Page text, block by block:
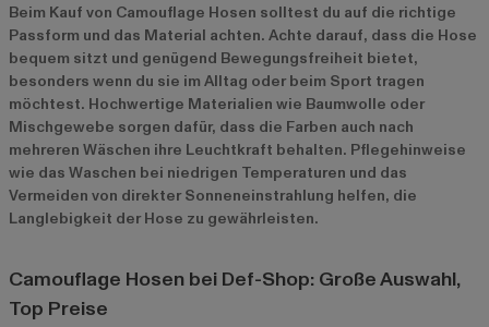
Beim Kauf von Camouflage Hosen solltest du auf die richtige
Passform und das Material achten. Achte darauf, dass die Hose
bequem sitzt und genügend Bewegungsfreiheit bietet,
besonders wenn du sie im Alltag oder beim Sport tragen
möchtest. Hochwertige Materialien wie Baumwolle oder
Mischgewebe sorgen dafür, dass die Farben auch nach
mehreren Wäschen ihre Leuchtkraft behalten. Pflegehinweise
wie das Waschen bei niedrigen Temperaturen und das
Vermeiden von direkter Sonneneinstrahlung helfen, die
Langlebigkeit der Hose zu gewährleisten.
Camouflage Hosen bei Def-Shop: Große Auswahl,
Top Preise